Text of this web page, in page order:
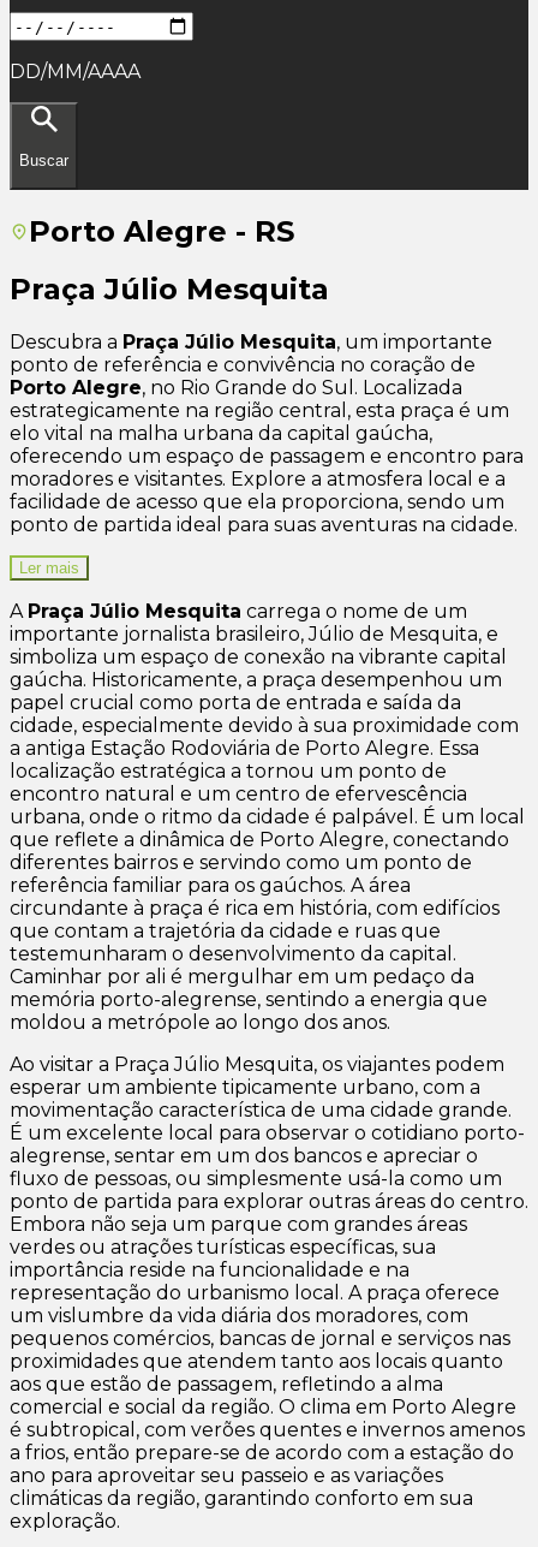
DD/MM/AAAA
Buscar
Porto Alegre - RS
Praça Júlio Mesquita
Descubra a Praça Júlio Mesquita, um importante
ponto de referência e convivência no coração de
Porto Alegre, no Rio Grande do Sul. Localizada
estrategicamente na região central, esta praça é um
elo vital na malha urbana da capital gaúcha,
oferecendo um espaço de passagem e encontro para
moradores e visitantes. Explore a atmosfera local e a
facilidade de acesso que ela proporciona, sendo um
ponto de partida ideal para suas aventuras na cidade.
Ler mais
A Praça Júlio Mesquita carrega o nome de um
importante jornalista brasileiro, Júlio de Mesquita, e
simboliza um espaço de conexão na vibrante capital
gaúcha. Historicamente, a praça desempenhou um
papel crucial como porta de entrada e saída da
cidade, especialmente devido à sua proximidade com
a antiga Estação Rodoviária de Porto Alegre. Essa
localização estratégica a tornou um ponto de
encontro natural e um centro de efervescência
urbana, onde o ritmo da cidade é palpável. É um local
que reflete a dinâmica de Porto Alegre, conectando
diferentes bairros e servindo como um ponto de
referência familiar para os gaúchos. A área
circundante à praça é rica em história, com edifícios
que contam a trajetória da cidade e ruas que
testemunharam o desenvolvimento da capital.
Caminhar por ali é mergulhar em um pedaço da
memória porto-alegrense, sentindo a energia que
moldou a metrópole ao longo dos anos.
Ao visitar a Praça Júlio Mesquita, os viajantes podem
esperar um ambiente tipicamente urbano, com a
movimentação característica de uma cidade grande.
É um excelente local para observar o cotidiano porto-
alegrense, sentar em um dos bancos e apreciar o
fluxo de pessoas, ou simplesmente usá-la como um
ponto de partida para explorar outras áreas do centro.
Embora não seja um parque com grandes áreas
verdes ou atrações turísticas específicas, sua
importância reside na funcionalidade e na
representação do urbanismo local. A praça oferece
um vislumbre da vida diária dos moradores, com
pequenos comércios, bancas de jornal e serviços nas
proximidades que atendem tanto aos locais quanto
aos que estão de passagem, refletindo a alma
comercial e social da região. O clima em Porto Alegre
é subtropical, com verões quentes e invernos amenos
a frios, então prepare-se de acordo com a estação do
ano para aproveitar seu passeio e as variações
climáticas da região, garantindo conforto em sua
exploração.